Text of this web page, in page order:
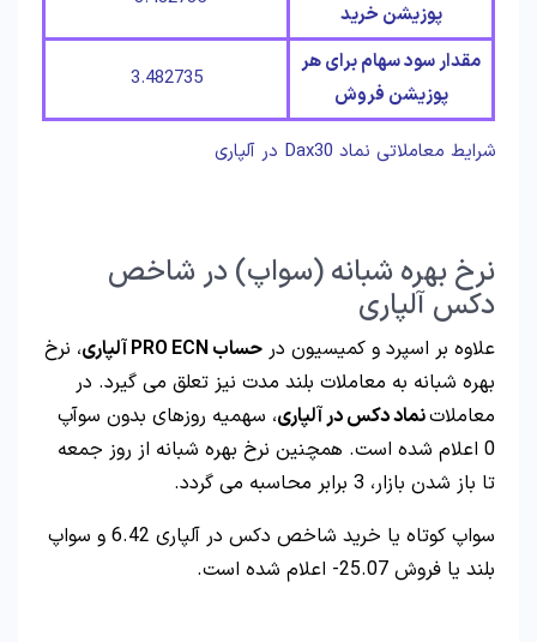
شرایط معاملاتی نماد Dax30 در آلپاری
پوزیشن خرید
مقدار سود سهام برای هر
پوزیشن فروش
3.482735
نرخ بهره شبانه (سواپ) در شاخص
دکس آلپاری
علاوه بر اسپرد و کمیسیون در حساب PRO ECN آلپاری
، نرخ
بهره شبانه به معاملات بلند مدت نیز تعلق می گیرد. در
معاملاتنماد دکس در آلپاری، سهمیه روزهای بدون سوآپ
0 اعلام شده است. همچنین نرخ بهره شبانه از روز جمعه
تا باز شدن بازار، 3 برابر محاسبه می گردد.
سواپ کوتاه یا خرید شاخص دکس در آلپاری 6.42 و سواپ
بلند یا فروش 25.07- اعلام شده است.